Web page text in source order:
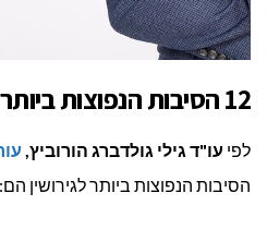
12 הסיבות הנפוצות ביותר לגירושין
לפי עו"ד גילי גולדברג הורוביץ,
הסיבות הנפוצות ביותר לגירושין הם: